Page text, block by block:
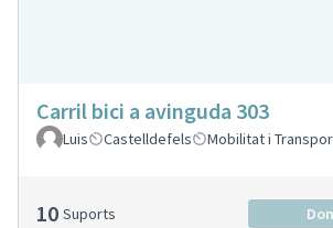
Carril bici a avinguda 303
Luis
Castelldefels Mobilitat i
10 Suports